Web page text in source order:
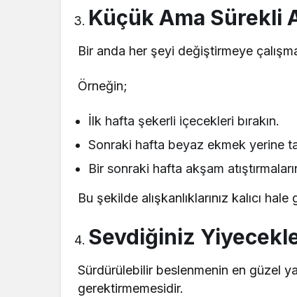
Küçük Ama Sürekli
Bir anda her şeyi değiştirmeye
Örneğin;
İlk hafta şekerli içecekleri bırakın.
Sonraki hafta beyaz ekmek yerine
Bir sonraki hafta akşam
Bu şekilde alışkanlıklarınız kalıcı hale
Sevdiğiniz
Sürdürülebilir beslenmenin en güzel
gerektirmemesidir.